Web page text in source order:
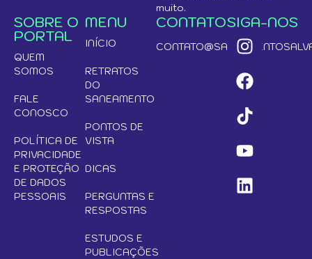
muito.
SOBRE O
PORTAL
QUEM
SOMOS
FALE
CONOSCO
POLÍTICA DE
PRIVACIDADE
E PROTEÇÃO
DE DADOS
PESSOAIS
MENU
INÍCIO
RETRATOS
DO
SANEAMENTO
PONTOS DE
VISTA
DICAS
PERGUNTAS E
RESPOSTAS
ESTUDOS E
PUBLICAÇÕES
CONTATOSIGA-NOS